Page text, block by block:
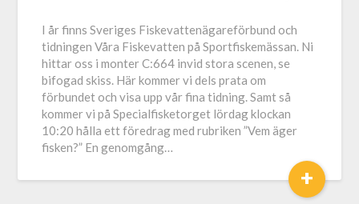
I år finns Sveriges Fiskevattenägareförbund och
tidningen Våra Fiskevatten på Sportfiskemässan. Ni
hittar oss i monter C:664 invid stora scenen, se
bifogad skiss. Här kommer vi dels prata om
förbundet och visa upp vår fina tidning. Samt så
kommer vi på Specialfisketorget lördag klockan
10:20 hålla ett föredrag med rubriken ”Vem äger
fisken?” En genomgång…
+